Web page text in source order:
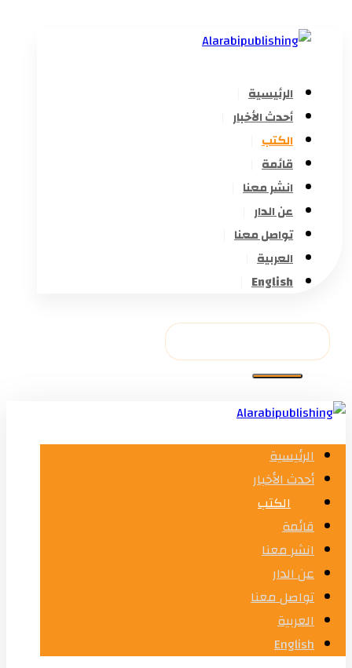
الرئيسية
أحدث الأخبار
الكتب
قائمة
انشر معنا
عن الدار
تواصل معنا
العربية
English
الرئيسية
أحدث الأخبار
الكتب
قائمة
انشر معنا
عن الدار
تواصل معنا
العربية
English